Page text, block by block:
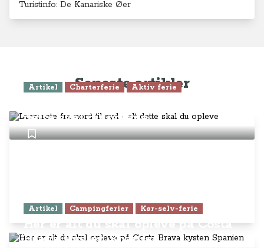
Turistinfo: De Kanariske Øer
Seneste artikler
Artikel Charterferie Aktiv ferie
dette skal du opleve
Artikel Campingferier Kør-selv-ferie
Her er alt du skal opleve på Costa
Brava kysten Spanien